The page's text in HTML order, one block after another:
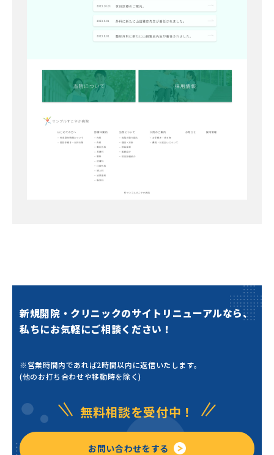
新規開院・クリニックのサイトリニューアルなら、
私ちにお気軽にご相談ください！
※営業時間内であれば2時間以内に返信いたします。
(他のお打ち合わせや移動時を除く)
無料相談を受付中！
お問い合わせをする